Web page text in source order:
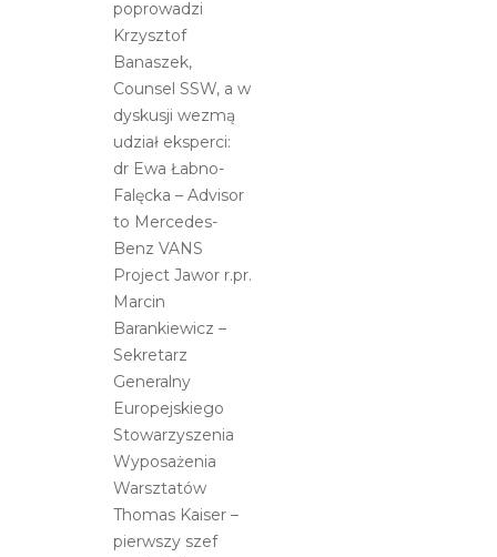
poprowadzi
Krzysztof
Banaszek,
Counsel SSW, a w
dyskusji wezmą
udział eksperci:
dr Ewa Łabno-
Falęcka – Advisor
to Mercedes-
Benz VANS
Project Jawor r.pr.
Marcin
Barankiewicz –
Sekretarz
Generalny
Europejskiego
Stowarzyszenia
Wyposażenia
Warsztatów
Thomas Kaiser –
pierwszy szef